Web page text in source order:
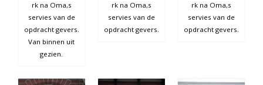
rk na Oma,s
servies van de
opdracht gevers.
Van binnen uit
gezien.
rk na Oma,s
servies van de
opdracht gevers.
rk na Oma,s
servies van de
opdracht gevers.